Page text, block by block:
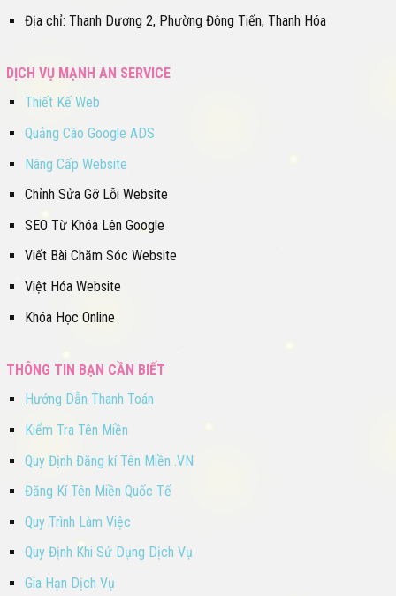
Địa chỉ: Thanh Dương 2, Phường Đông Tiến, Thanh Hóa
DỊCH VỤ MẠNH AN SERVICE
Thiết Kế Web
Quảng Cáo Google ADS
Nâng Cấp Website
Chỉnh Sửa Gỡ Lỗi Website
SEO Từ Khóa Lên Google
Viết Bài Chăm Sóc Website
Việt Hóa Website
Khóa Học Online
THÔNG TIN BẠN CẦN BIẾT
Hướng Dẫn Thanh Toán
Kiểm Tra Tên Miền
Quy Định Đăng kí Tên Miền .VN
Đăng Kí Tên Miền Quốc Tế
Quy Trình Làm Việc
Quy Định Khi Sử Dụng Dịch Vụ
Gia Hạn Dịch Vụ